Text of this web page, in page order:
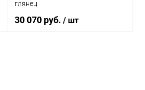
глянец
30 070 руб./ шт